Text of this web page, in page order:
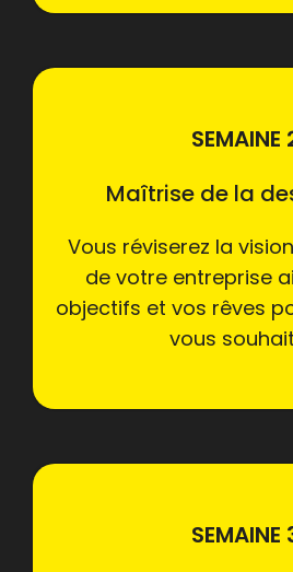
SEMAINE
Maîtrise de la
Vous réviserez la
de votre entreprise
objectifs et vos rêves
vous
SEMAINE